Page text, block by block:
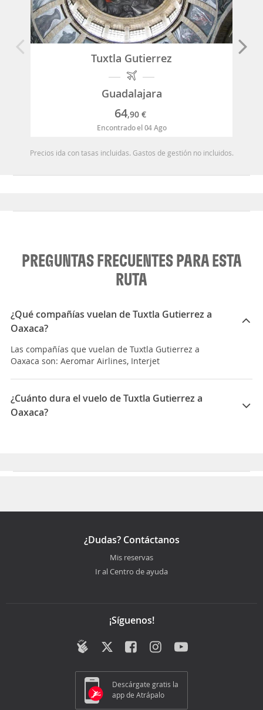
Tuxtla Gutierrez
Guadalajara
64,90 €
Encontrado el 04 Ago
Precios ida con tasas incluidas. Gastos de gestión no incluidos.
PREGUNTAS FRECUENTES PARA ESTA
RUTA
¿Qué compañías vuelan de Tuxtla Gutierrez a
Oaxaca?
Las compañías que vuelan de Tuxtla Gutierrez a
Oaxaca son: Aeromar Airlines, Interjet
¿Cuánto dura el vuelo de Tuxtla Gutierrez a
Oaxaca?
¿Dudas? Contáctanos
Mis reservas
Ir al Centro de ayuda
¡Síguenos!
Descárgate gratis la
app de Atrápalo